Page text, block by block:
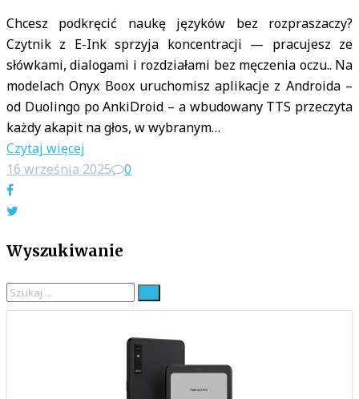
Chcesz podkręcić naukę języków bez rozpraszaczy?
Czytnik z E-Ink sprzyja koncentracji — pracujesz ze
słówkami, dialogami i rozdziałami bez męczenia oczu.. Na
modelach Onyx Boox uruchomisz aplikacje z Androida –
od Duolingo po AnkiDroid – a wbudowany TTS przeczyta
każdy akapit na głos, w wybranym…
Czytaj więcej
16 września 2025
0
Facebook
Wyszukiwanie
Search
for: